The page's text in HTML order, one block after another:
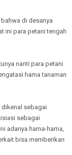
di desanya
ini para petani tengah
nanti para petani
hama tanaman
dikenal sebagai
sebagai
adanya hama-hama,
bisa memberikan